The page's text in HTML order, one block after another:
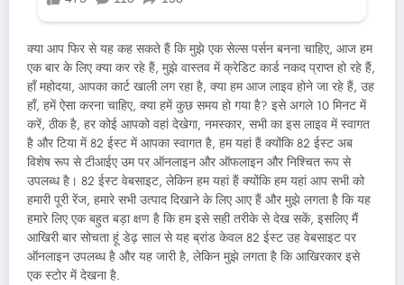
क्या आप फिर से यह कह सकते हैं कि मुझे एक सेल्स पर्सन बनना चाहिए, आज हम
एक बार के लिए क्या कर रहे हैं, मुझे वास्तव में क्रेडिट कार्ड नकद प्राप्त हो रहे हैं,
हाँ महोदया, आपका कार्ट खाली लग रहा है, क्या हम आज लाइव होने जा रहे हैं, उह
हाँ, हमें ऐसा करना चाहिए, क्या हमें कुछ समय हो गया है? इसे अगले 10 मिनट में
करें, ठीक है, हर कोई आपको वहां देखेगा, नमस्कार, सभी का इस लाइव में स्वागत
है और टिया में 82 ईस्ट में आपका स्वागत है, हम यहां हैं क्योंकि 82 ईस्ट अब
विशेष रूप से टीआईए उम पर ऑनलाइन और ऑफलाइन और निश्चित रूप से
उपलब्ध है। 82 ईस्ट वेबसाइट, लेकिन हम यहां हैं क्योंकि हम यहां आप सभी को
हमारी पूरी रेंज, हमारे सभी उत्पाद दिखाने के लिए आए हैं और मुझे लगता है कि यह
हमारे लिए एक बहुत बड़ा क्षण है कि हम इसे सही तरीके से देख सकें, इसलिए मैं
आखिरी बार सोचता हूं डेढ़ साल से यह ब्रांड केवल 82 ईस्ट उह वेबसाइट पर
ऑनलाइन उपलब्ध है और यह जारी है, लेकिन मुझे लगता है कि आखिरकार इसे
एक स्टोर में देखना है.